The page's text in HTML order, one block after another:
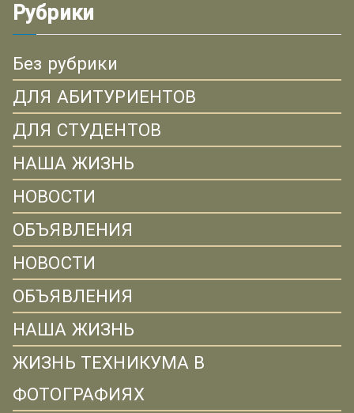
Рубрики
Без рубрики
ДЛЯ АБИТУРИЕНТОВ
ДЛЯ СТУДЕНТОВ
НАША ЖИЗНЬ
НОВОСТИ
ОБЪЯВЛЕНИЯ
НОВОСТИ
ОБЪЯВЛЕНИЯ
НАША ЖИЗНЬ
ЖИЗНЬ ТЕХНИКУМА В
ФОТОГРАФИЯХ